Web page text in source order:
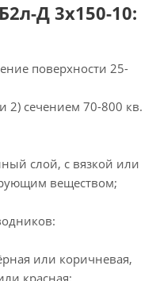
Д 3х150-10:
поверхности 25-
2) сечением 70-800 кв.
слой, с вязкой или
веществом;
или коричневая,
красная;